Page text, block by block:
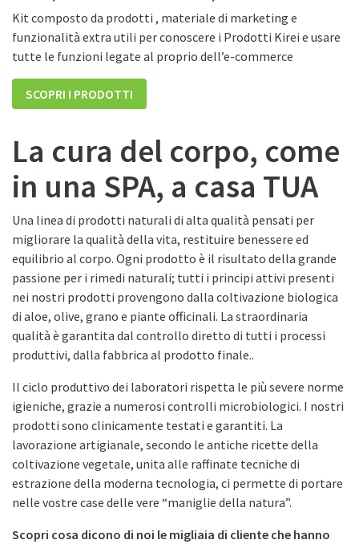
La cura del corpo, come
in una SPA, a casa TUA
Una linea di prodotti naturali di alta qualità pensati per
migliorare la qualità della vita, restituire benessere ed
equilibrio al corpo. Ogni prodotto è il risultato della grande
passione per i rimedi naturali; tutti i principi attivi presenti
nei nostri prodotti provengono dalla coltivazione biologica
di aloe, olive, grano e piante officinali. La straordinaria
qualità è garantita dal controllo diretto di tutti i processi
produttivi, dalla fabbrica al prodotto finale..
Il ciclo produttivo dei laboratori rispetta le più severe norme
igieniche, grazie a numerosi controlli microbiologici. I nostri
prodotti sono clinicamente testati e garantiti. La
lavorazione artigianale, secondo le antiche ricette della
coltivazione vegetale, unita alle raffinate tecniche di
estrazione della moderna tecnologia, ci permette di portare
nelle vostre case delle vere “maniglie della natura”.
Scopri cosa dicono di noi le migliaia di cliente che hanno
Kit composto da prodotti , materiale di marketing e
funzionalità extra utili per conoscere i Prodotti Kirei e usare
tutte le funzioni legate al proprio dell’e-commerce
SCOPRI I PRODOTTI